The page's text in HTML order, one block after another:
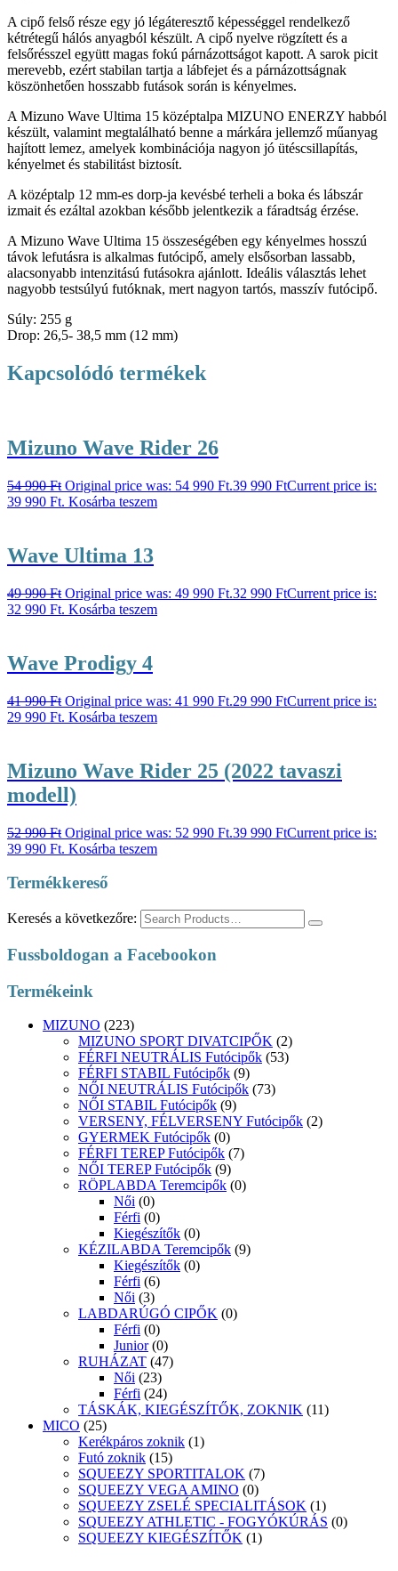
A cipő felső része egy jó légáteresztő képességgel rendelkező
kétrétegű hálós anyagból készült. A cipő nyelve rögzített és a
felsőrésszel együtt magas fokú párnázottságot kapott. A sarok picit
merevebb, ezért stabilan tartja a lábfejet és a párnázottságnak
köszönhetően hosszabb futások során is kényelmes.
A Mizuno Wave Ultima 15 középtalpa MIZUNO ENERZY habból
készült, valamint megtalálható benne a márkára jellemző műanyag
hajított lemez, amelyek kombinációja nagyon jó ütéscsillapítás,
kényelmet és stabilitást biztosít.
A középtalp 12 mm-es dorp-ja kevésbé terheli a boka és lábszár
izmait és ezáltal azokban később jelentkezik a fáradtság érzése.
A Mizuno Wave Ultima 15 összeségében egy kényelmes hosszú
távok lefutásra is alkalmas futócipő, amely elsősorban lassabb,
alacsonyabb intenzitású futásokra ajánlott. Ideális választás lehet
nagyobb testsúlyú futóknak, mert nagyon tartós, masszív futócipő.
Súly: 255 g
Drop: 26,5- 38,5 mm (12 mm)
Kapcsolódó termékek
Mizuno Wave Rider 26
54 990Ft Original price was: 54 990 Ft.39 990 FtCurrent price is:
39 990 Ft. Kosárba teszem
Wave Ultima 13
49 990Ft Original price was: 49 990 Ft.32 990 FtCurrent price is:
32 990 Ft. Kosárba teszem
Wave Prodigy 4
41 990Ft Original price was: 41 990 Ft.29 990 FtCurrent price is:
29 990 Ft. Kosárba teszem
Mizuno Wave Rider 25 (2022 tavaszi
modell)
52 990Ft Original price was: 52 990 Ft.39 990 FtCurrent price is:
39 990 Ft. Kosárba teszem
Termékkereső
Keresés a következőre:
Fussboldogan a Facebookon
Termékeink
MIZUNO (223)
MIZUNO SPORT DIVATCIPŐK (2)
FÉRFI NEUTRÁLIS Futócipők (53)
FÉRFI STABIL Futócipők (9)
NŐI NEUTRÁLIS Futócipők (73)
NŐI STABIL Futócipők (9)
VERSENY, FÉLVERSENY Futócipők (2)
GYERMEK Futócipők (0)
FÉRFI TEREP Futócipők (7)
NŐI TEREP Futócipők (9)
RÖPLABDA Teremcipők (0)
Női (0)
Férfi (0)
Kiegészítők (0)
KÉZILABDA Teremcipők (9)
Kiegészítők (0)
Férfi (6)
Női (3)
LABDARÚGÓ CIPŐK (0)
Férfi (0)
Junior (0)
RUHÁZAT (47)
Női (23)
Férfi (24)
TÁSKÁK, KIEGÉSZÍTŐK, ZOKNIK (11)
MICO (25)
Kerékpáros zoknik (1)
Futó zoknik (15)
SQUEEZY SPORTITALOK (7)
SQUEEZY VEGA AMINO (0)
SQUEEZY ZSELÉ SPECIALITÁSOK (1)
SQUEEZY ATHLETIC - FOGYÓKÚRÁS (0)
SQUEEZY KIEGÉSZÍTŐK (1)